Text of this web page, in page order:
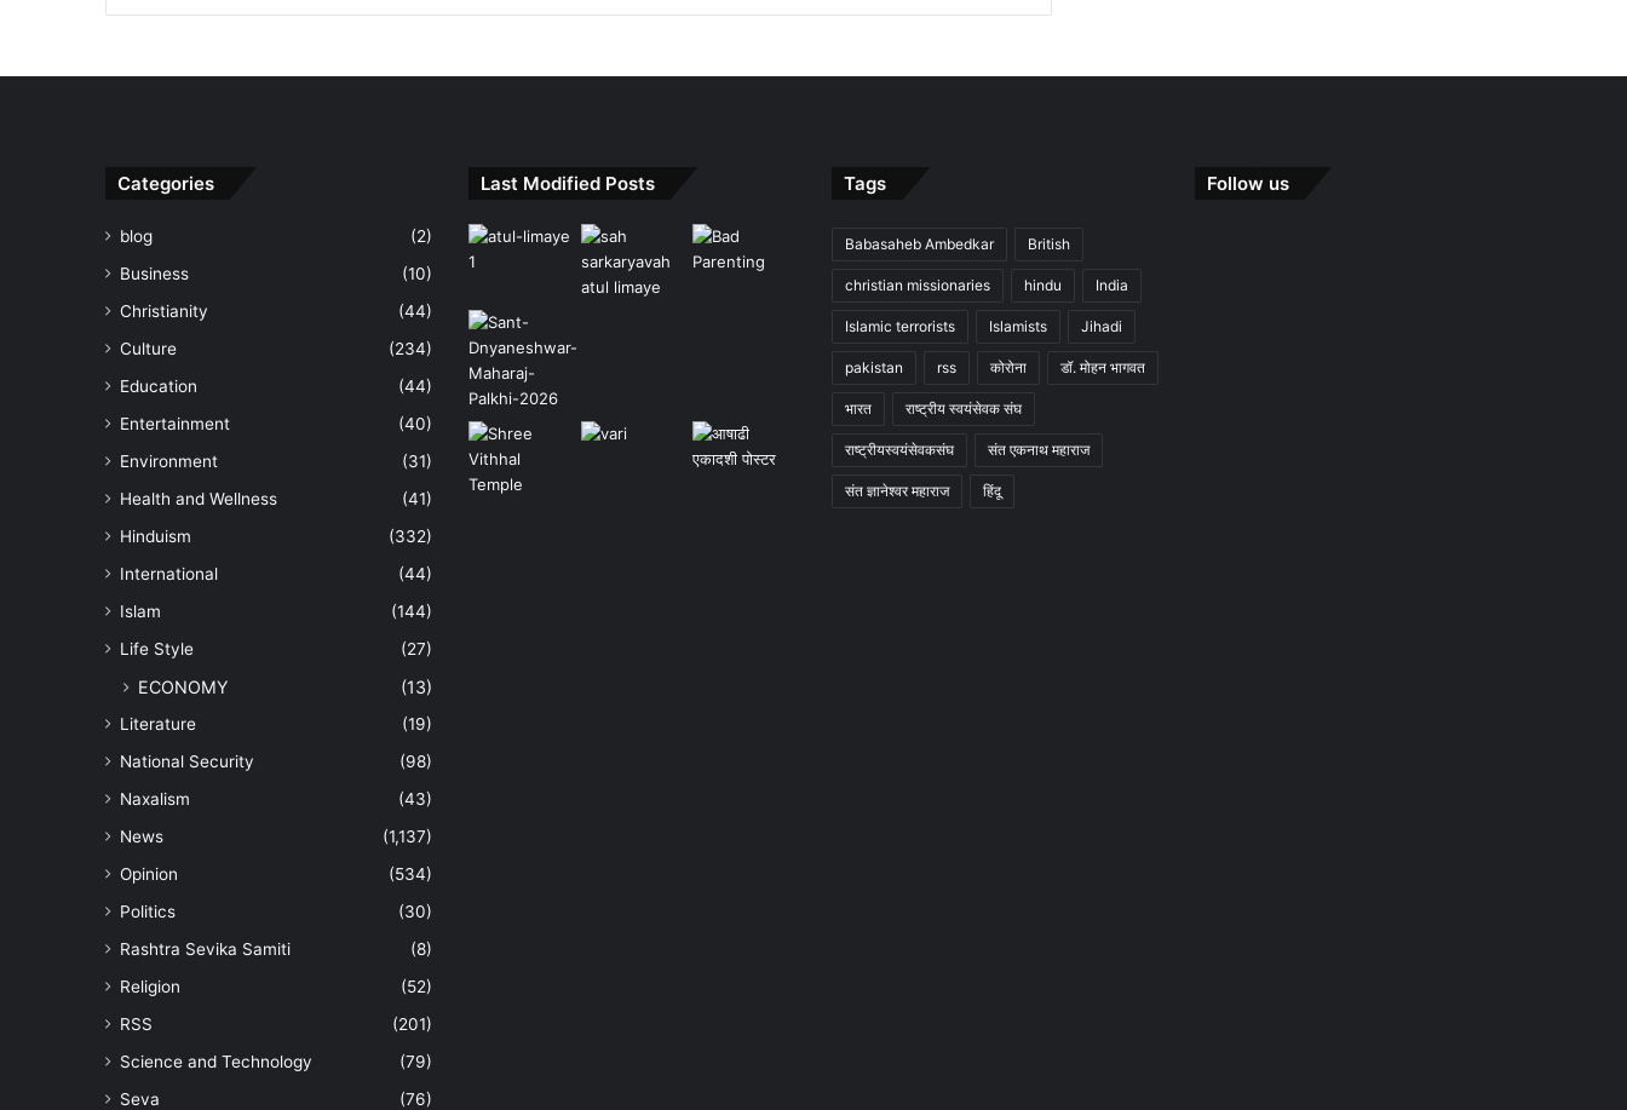
Categories
blog
(2)
Business
(10)
Christianity
(44)
Culture
(234)
Education
(44)
Entertainment
(40)
Environment
(31)
Health and Wellness
(41)
Hinduism
(332)
International
(44)
Islam
(144)
Life Style
(27)
ECONOMY (13)
Literature
(19)
National Security
(98)
Naxalism
(43)
News
(1,137)
Opinion
(534)
Politics
(30)
Rashtra Sevika Samiti
(8)
Religion
(52)
RSS
(201)
Science and Technology
(79)
Seva
(76)
Last Modified Posts Tags
Babasaheb Ambedkar British
christian missionaries hindu India
Islamic terrorists Islamists Jihadi
pakistan rss कोरोना डॉ. मोहन भागवत
भारत राष्ट्रीय स्वयंसेवक संघ
राष्ट्रीयस्वयंसेवकसंघ संत एकनाथ महाराज
संत ज्ञानेश्वर महाराज हिंदू
Follow us